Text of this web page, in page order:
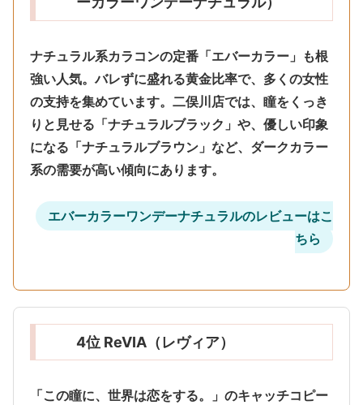
ナチュラル系カラコンの定番「エバーカラー」も根
強い人気。バレずに盛れる黄金比率で、多くの女性
の支持を集めています。二俣川店では、瞳をくっき
りと見せる「ナチュラルブラック」や、優しい印象
になる「ナチュラルブラウン」など、ダークカラー
系の需要が高い傾向にあります。
エバーカラーワンデーナチュラルのレビューはこ
ちら
4位 ReVIA（レヴィア）
「この瞳に、世界は恋をする。」のキャッチコピー